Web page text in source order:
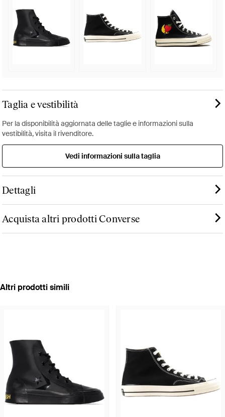
Taglia e vestibilità
Per la disponibilità aggiornata delle taglie e informazioni sulla
vestibilità, visita il rivenditore.
Vedi informazioni sulla taglia
Dettagli
Acquista altri prodotti Converse
Altri prodotti simili